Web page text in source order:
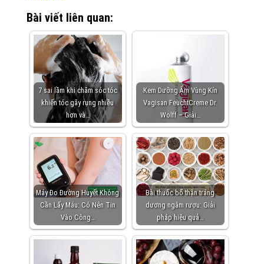
Bài viết liên quan:
7 sai lầm khi chăm sóc tóc
khiến tóc gãy rụng nhiều
hơn và…
Kem Dưỡng Ẩm Vùng Kín
Vagisan FeuchtCreme Dr.
Wolff – Giải…
Máy Đo Đường Huyết Không
Cần Lấy Máu: Có Nên Tin
Vào Công…
Bài thuốc bổ thận tráng
dương ngâm rượu: Giải
pháp hiệu quả…